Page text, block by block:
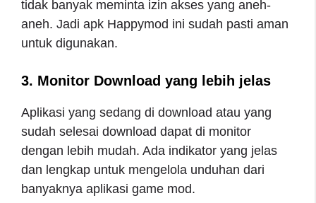
tidak banyak meminta izin akses yang aneh-
aneh. Jadi apk Happymod ini sudah pasti aman
untuk digunakan.
3. Monitor Download yang lebih jelas
Aplikasi yang sedang di download atau yang
sudah selesai download dapat di monitor
dengan lebih mudah. Ada indikator yang jelas
dan lengkap untuk mengelola unduhan dari
banyaknya aplikasi game mod.